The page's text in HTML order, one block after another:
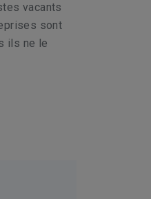
vacants
sont
ils ne le